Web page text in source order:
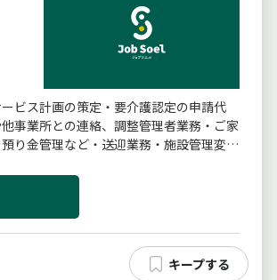
ビス計画の策定・要介護認定の申請代
事業所との連絡、調整管理者業務・ご家
り金管理など・送迎業務・施設管理変更